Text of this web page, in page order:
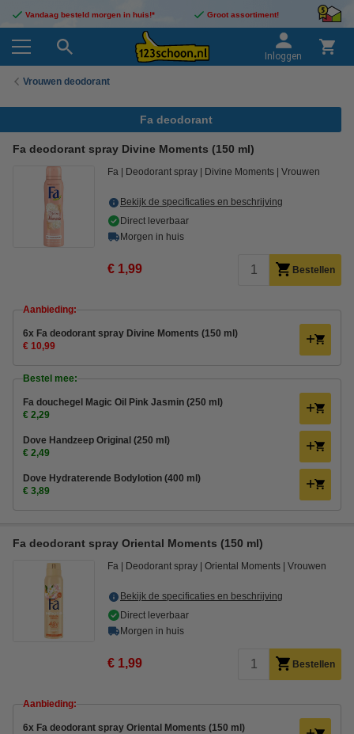
Vandaag besteld morgen in huis!* Groot assortiment!
Inloggen
Vrouwen deodorant
Fa deodorant
Fa deodorant spray Divine Moments (150 ml)
Fa Deodorant spray Divine Moments Vrouwen
Bekijk de specificaties en beschrijving
Direct leverbaar
Morgen in huis
€ 1,99 Bestellen
Aanbieding:
6x Fa deodorant spray Divine Moments (150 ml)
€ 10,99
Bestel mee:
Fa douchegel Magic Oil Pink Jasmin (250 ml)
€ 2,29
Dove Handzeep Original (250 ml)
€ 2,49
Dove Hydraterende Bodylotion (400 ml)
€ 3,89
Fa deodorant spray Oriental Moments (150 ml)
Fa Deodorant spray Oriental Moments Vrouwen
Bekijk de specificaties en beschrijving
Direct leverbaar
Morgen in huis
€ 1,99 Bestellen
Aanbieding:
6x Fa deodorant spray Oriental Moments (150 ml)